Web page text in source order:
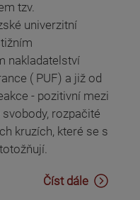
tzv.
univerzitní
nakladatelství
( PUF) a již od
- pozitivní mezi
rozpačité
kruzích, které se s
Číst dále